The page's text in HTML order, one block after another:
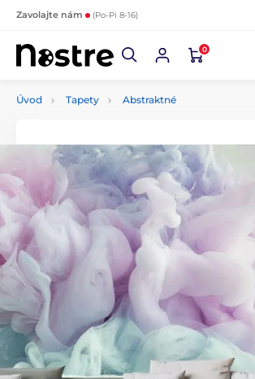
Zavolajte nám (Po-Pi 8-16)
0
Úvod Tapety Abstraktné